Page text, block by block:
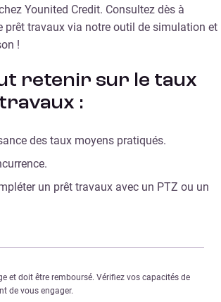
Younited Credit. Consultez dès à
prêt travaux via notre outil de simulation et
!
retenir sur le taux
:
des taux moyens pratiqués.
un prêt travaux avec un PTZ ou un
et doit être remboursé. Vérifiez vos capacités de
de vous engager.